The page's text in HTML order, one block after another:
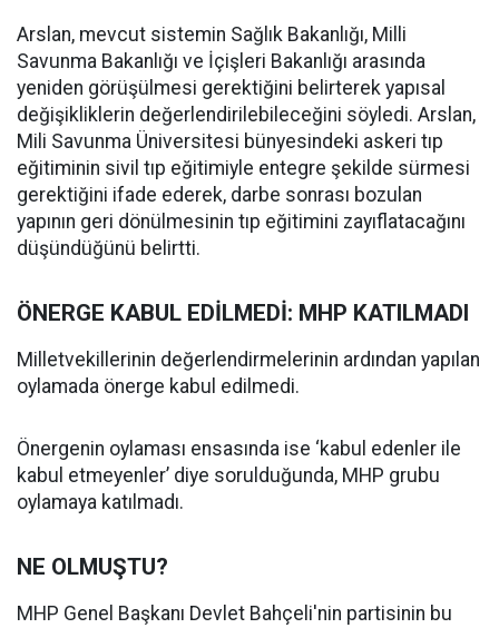
Arslan, mevcut sistemin Sağlık Bakanlığı, Milli
Savunma Bakanlığı ve İçişleri Bakanlığı arasında
yeniden görüşülmesi gerektiğini belirterek yapısal
değişikliklerin değerlendirilebileceğini söyledi. Arslan,
Mili Savunma Üniversitesi bünyesindeki askeri tıp
eğitiminin sivil tıp eğitimiyle entegre şekilde sürmesi
gerektiğini ifade ederek, darbe sonrası bozulan
yapının geri dönülmesinin tıp eğitimini zayıflatacağını
düşündüğünü belirtti.
ÖNERGE KABUL EDİLMEDİ: MHP KATILMADI
Milletvekillerinin değerlendirmelerinin ardından yapılan
oylamada önerge kabul edilmedi.
Önergenin oylaması ensasında ise ‘kabul edenler ile
kabul etmeyenler’ diye sorulduğunda, MHP grubu
oylamaya katılmadı.
NE OLMUŞTU?
MHP Genel Başkanı Devlet Bahçeli'nin partisinin bu